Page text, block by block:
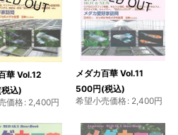
華 Vol.12
込)
価格: 2,400円
メダカ百華 Vol.11
500円(税込)
希望小売価格: 2,400円